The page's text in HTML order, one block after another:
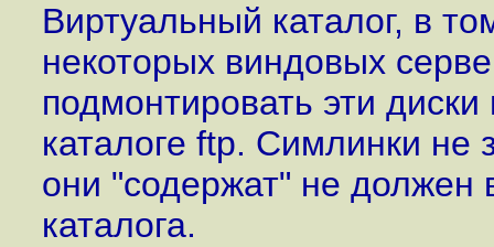
Виртуальный каталог, в
некоторых виндовых
подмонтировать эти
каталоге ftp. Симлинки не
они "содержат" не должен
каталога.